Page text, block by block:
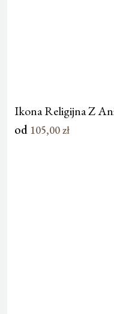
Ikona Religijna Z
od 105,00zł